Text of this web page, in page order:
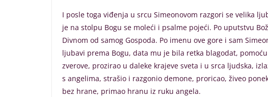
I posle toga viđenja u srcu Simeonovom razgori se velika
je na stolpu Bogu se moleći i psalme pojeći. Po uputstvu
Divnom od samog Gospoda. Po imenu ove gore i sam
ljubavi prema Bogu, data mu je bila retka blagodat,
zverove, prozirao u daleke krajeve sveta i u srca ljudska,
s angelima, strašio i razgonio demone, proricao, živeo
bez hrane, primao hranu iz ruku angela.